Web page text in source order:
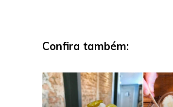
Confira também: